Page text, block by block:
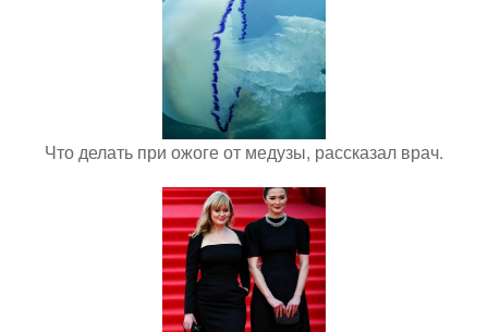
Что делать при ожоге от медузы, рассказал врач.